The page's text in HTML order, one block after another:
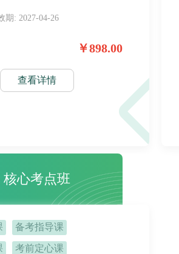
期: 2027-04-26
￥898.00
查看详情
核心考点班
备考指导课
考前定心课